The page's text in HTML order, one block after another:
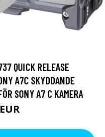
QUICK RELEASE
A7C SKYDDANDE
SONY A7 C KAMERA